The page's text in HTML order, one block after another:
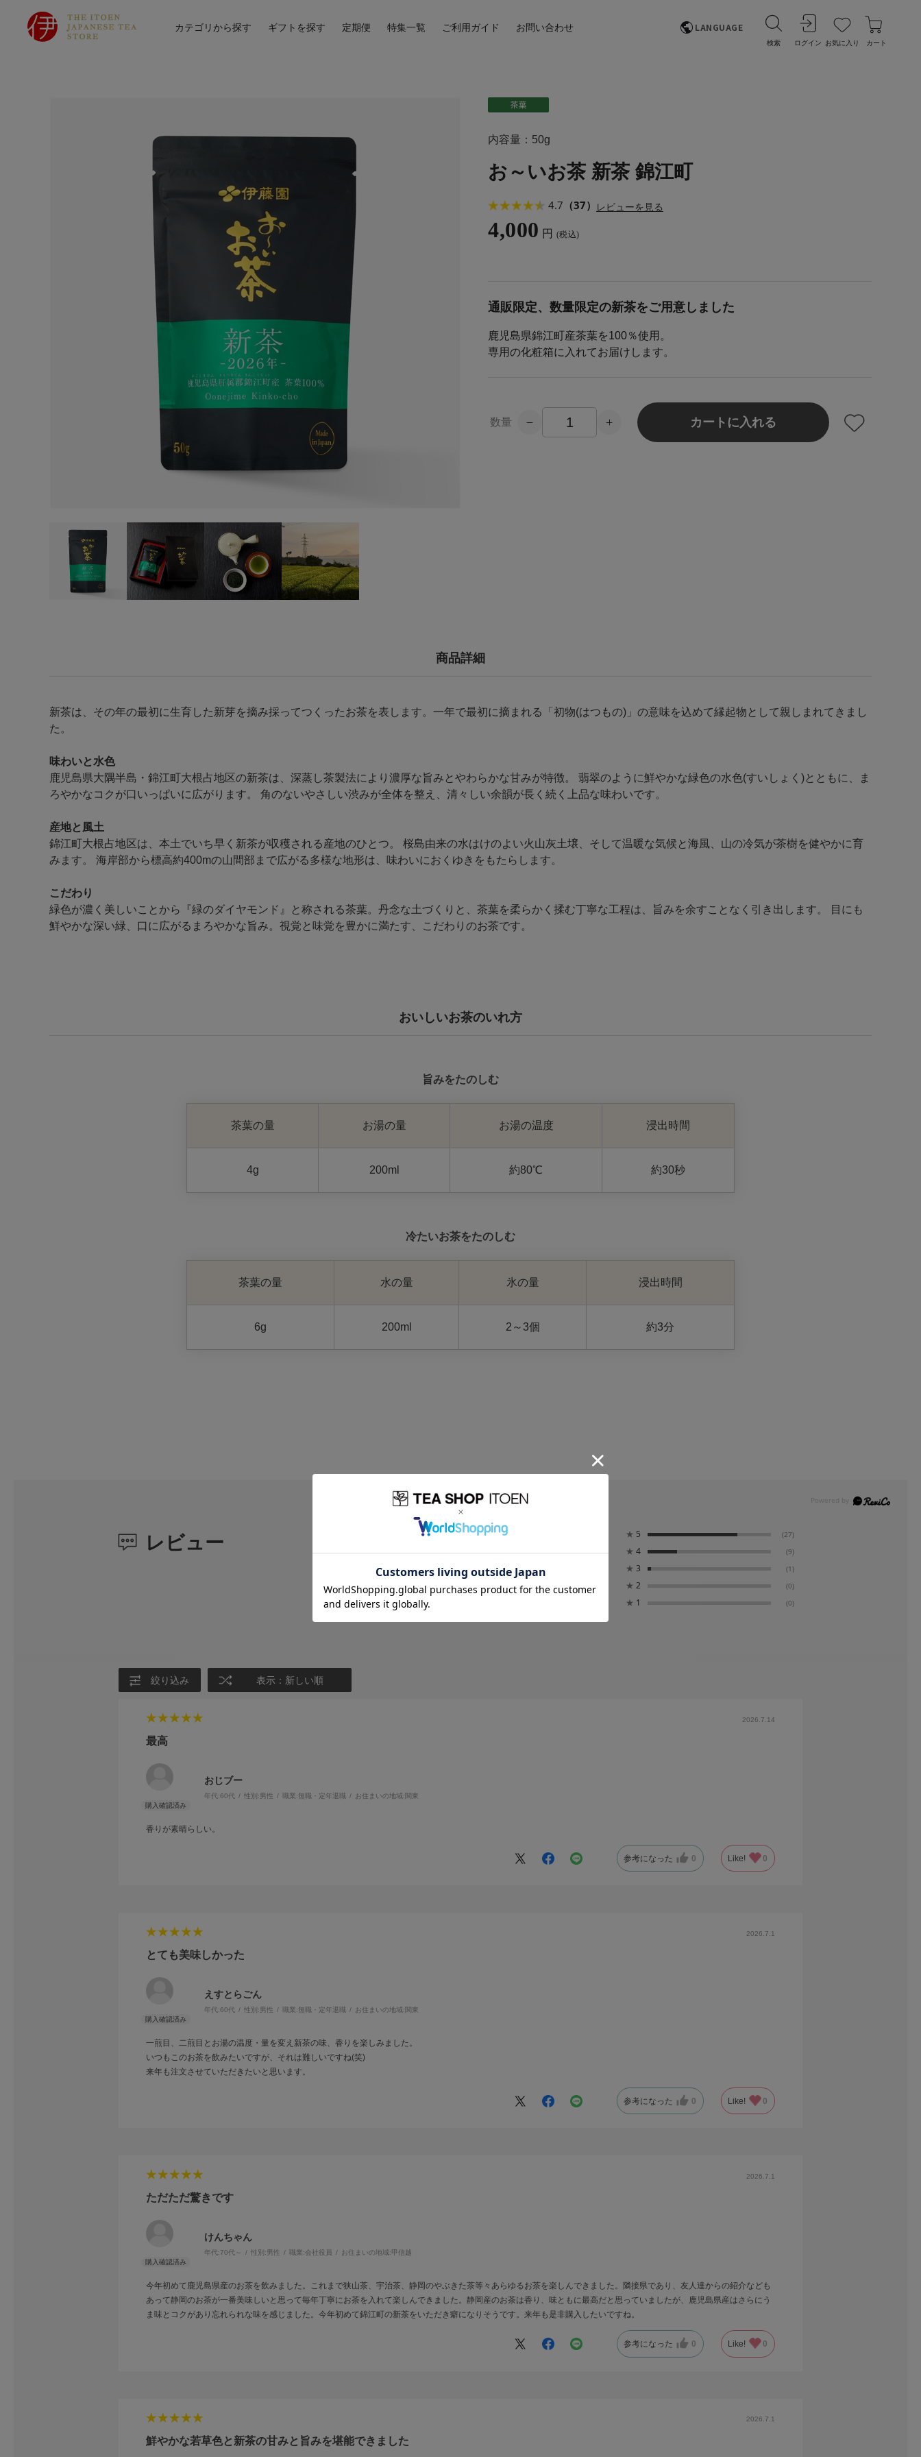
カテゴリから探す ギフトを探す 定期便 特集一覧 ご利用ガイド お問い合わせ LANGUAGE
検索 ログイン お気に入り カート
内容量：50g
お～いお茶 新茶 錦江町
4.7 （37） レビューを見る
4,000 円 (税込)
通販限定、数量限定の新茶をご用意しました
鹿児島県錦江町産茶葉を100％使用。
専用の化粧箱に入れてお届けします。
数量 カートに入れる
商品詳細
新茶は、その年の最初に生育した新芽を摘み採ってつくったお茶を表します。一年で最初に摘まれる「初物(はつもの)」の意味を込めて縁起物として親しまれてきまし
た。
味わいと水色
鹿児島県大隅半島・錦江町大根占地区の新茶は、深蒸し茶製法により濃厚な旨みとやわらかな甘みが特徴。 翡翠のように鮮やかな緑色の水色(すいしょく)とともに、ま
ろやかなコクが口いっぱいに広がります。 角のないやさしい渋みが全体を整え、清々しい余韻が長く続く上品な味わいです。
産地と風土
錦江町大根占地区は、本土でいち早く新茶が収穫される産地のひとつ。 桜島由来の水はけのよい火山灰土壌、そして温暖な気候と海風、山の冷気が茶樹を健やかに育
みます。 海岸部から標高約400mの山間部まで広がる多様な地形は、味わいにおくゆきをもたらします。
こだわり
緑色が濃く美しいことから『緑のダイヤモンド』と称される茶葉。丹念な土づくりと、茶葉を柔らかく揉む丁寧な工程は、旨みを余すことなく引き出します。 目にも
鮮やかな深い緑、口に広がるまろやかな旨み。視覚と味覚を豊かに満たす、こだわりのお茶です。
おいしいお茶のいれ方
旨みをたのしむ
茶葉の量 お湯の量 お湯の温度 浸出時間
4g 200ml 約80℃ 約30秒
冷たいお茶をたのしむ
茶葉の量 水の量 氷の量 浸出時間
6g 200ml 2～3個 約3分
レビュー
レビュー件数：
★ 5 (27)
★ 4 (9)
★ 3 (1)
★ 2 (0)
★ 1 (0)
絞り込み 表示：新しい順
2026.7.14
最高
おじブー
年代:60代 性別:男性 職業:無職・定年退職 お住まいの地域: 関東
香りが素晴らしい。
参考になった 0 Like! 0
2026.7.1
とても美味しかった
えすとらごん
年代:60代 性別:男性 職業:無職・定年退職 お住まいの地域: 関東
一煎目、二煎目とお湯の温度・量を変え新茶の味、香りを楽しみました。
いつもこのお茶を飲みたいですが、それは難しいですね(笑)
来年も注文させていただきたいと思います。
参考になった 0 Like! 0
2026.7.1
ただただ驚きです
けんちゃん
年代:70代～ 性別:男性 職業:会社役員 お住まいの地域:甲信越
今年初めて鹿児島県産のお茶を飲みました。これまで狭山茶、宇治茶、静岡のやぶきた茶等々あらゆるお茶を楽しんできました。隣接県であり、友人達からの紹介なども
あって静岡のお茶が一番美味しいと思って毎年丁寧にお茶を入れて楽しんできました。静岡産のお茶は香り、味ともに最高だと思っていましたが、鹿児島県産はさらにう
ま味とコクがあり忘れられな味を感じました。今年初めて錦江町の新茶をいただき癖になりそうです。来年も是非購入したいですね。
参考になった 0 Like! 0
2026.7.1
鮮やかな若草色と新茶の甘みと旨みを堪能できました